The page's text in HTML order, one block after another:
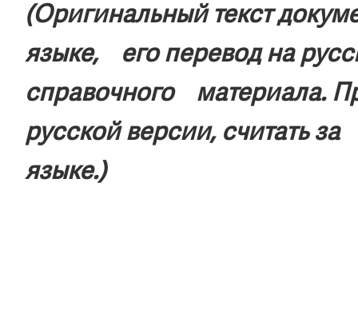
(Оригинальный текст
языке, его перевод на
справочного материала.
русской версии, считать
языке.)